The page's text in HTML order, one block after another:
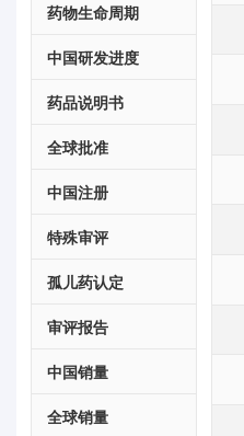
药物生命周期
中国研发进度
药品说明书
全球批准
中国注册
特殊审评
孤儿药认定
审评报告
中国销量
全球销量